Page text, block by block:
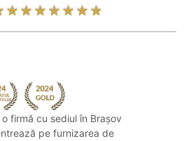
o firmă cu sediul în Brașov
pe furnizarea de